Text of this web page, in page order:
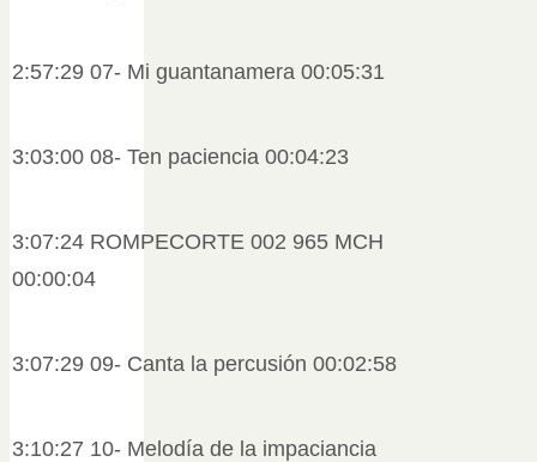
2:57:29 07- Mi guantanamera 00:05:31
3:03:00 08- Ten paciencia 00:04:23
3:07:24 ROMPECORTE 002 965 MCH
00:00:04
3:07:29 09- Canta la percusión 00:02:58
3:10:27 10- Melodía de la impaciancia